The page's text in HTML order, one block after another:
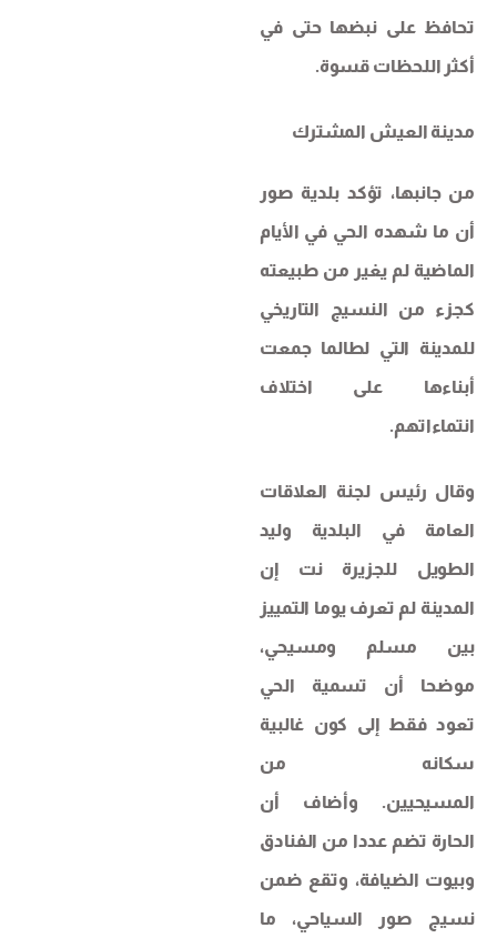
تحافظ على نبضها حتى في
أكثر اللحظات قسوة.
مدينة العيش المشترك
من جانبها، تؤكد بلدية صور
أن ما شهده الحي في الأيام
الماضية لم يغير من طبيعته
كجزء من النسيج التاريخي
للمدينة التي لطالما جمعت
أبناءها على اختلاف
انتماءاتهم.
وقال رئيس لجنة العلاقات
العامة في البلدية وليد
الطويل للجزيرة نت إن
المدينة لم تعرف يوما التمييز
بين مسلم ومسيحي،
موضحا أن تسمية الحي
تعود فقط إلى كون غالبية
سكانه من
المسيحيين. وأضاف أن
الحارة تضم عددا من الفنادق
وبيوت الضيافة، وتقع ضمن
نسيج صور السياحي، ما